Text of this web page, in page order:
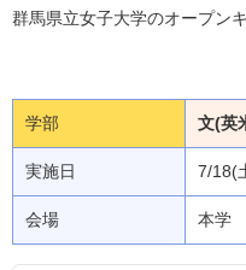
群馬県立女子大学のオープン
学部 文(英
実施日 7/18(
会場 本学